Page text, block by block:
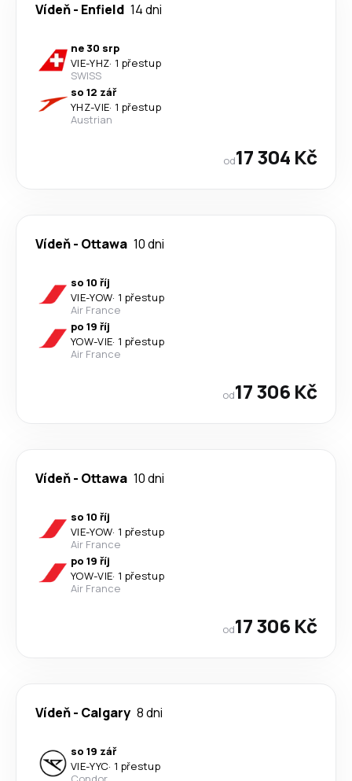
Vídeň- Enfield 14 dni
ne 30 srp
VIE-YHZ· 1 přestup
SWISS
so 12 zář
YHZ-VIE· 1 přestup
Austrian
od17 304 Kč
Vídeň- Ottawa 10 dni
so 10 říj
VIE-YOW· 1 přestup
Air France
po 19 říj
YOW-VIE· 1 přestup
Air France
od17 306 Kč
Vídeň- Ottawa 10 dni
so 10 říj
VIE-YOW· 1 přestup
Air France
po 19 říj
YOW-VIE· 1 přestup
Air France
od17 306 Kč
Vídeň- Calgary 8 dni
so 19 zář
VIE-YYC· 1 přestup